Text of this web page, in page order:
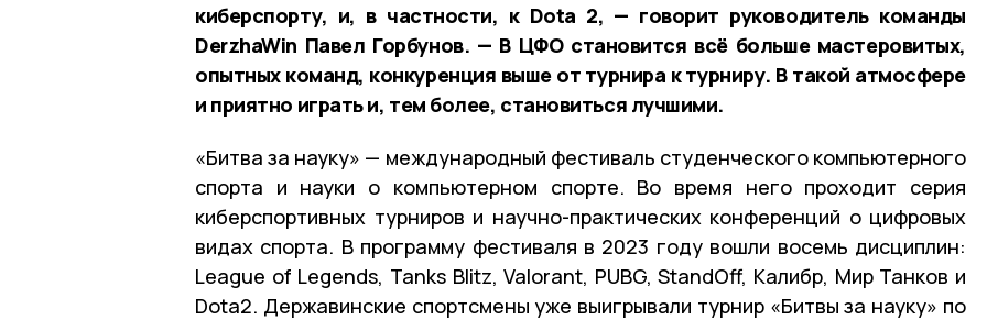
киберспорту, и, в частности, к Dota 2, — говорит руководитель команды
DerzhaWin Павел Горбунов. — В ЦФО становится всё больше мастеровитых,
опытных команд, конкуренция выше от турнира к турниру. В такой атмосфере
и приятно играть и, тем более, становиться лучшими.
«Битва за науку» — международный фестиваль студенческого компьютерного
спорта и науки о компьютерном спорте. Во время него проходит серия
киберспортивных турниров и научно-практических конференций о цифровых
видах спорта. В программу фестиваля в 2023 году вошли восемь дисциплин:
League of Legends, Tanks Blitz, Valorant, PUBG, StandOff, Калибр, Мир Танков и
Dota2. Державинские спортсмены уже выигрывали турнир «Битвы за науку» по